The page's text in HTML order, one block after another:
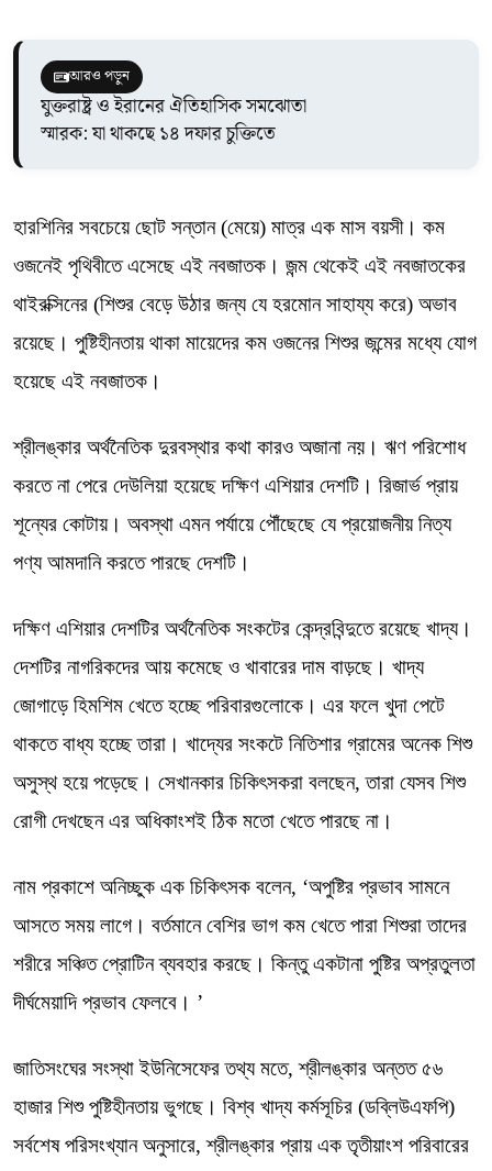
আরও পড়ুন
যুক্তরাষ্ট্র ও ইরানের ঐতিহাসিক সমঝোতা
স্মারক: যা থাকছে ১৪ দফার চুক্তিতে
হারশিনির সবচেয়ে ছোট সন্তান (মেয়ে) মাত্র এক মাস বয়সী। কম
ওজনেই পৃথিবীতে এসেছে এই নবজাতক। জন্ম থেকেই এই নবজাতকের
থাইরক্সিনের (শিশুর বেড়ে উঠার জন্য যে হরমোন সাহায্য করে) অভাব
রয়েছে। পুষ্টিহীনতায় থাকা মায়েদের কম ওজনের শিশুর জন্মের মধ্যে যোগ
হয়েছে এই নবজাতক।
শ্রীলঙ্কার অর্থনৈতিক দুরবস্থার কথা কারও অজানা নয়। ঋণ পরিশোধ
করতে না পেরে দেউলিয়া হয়েছে দক্ষিণ এশিয়ার দেশটি। রিজার্ভ প্রায়
শূন্যের কোটায়। অবস্থা এমন পর্যায়ে পৌঁছেছে যে প্রয়োজনীয় নিত্য
পণ্য আমদানি করতে পারছে দেশটি।
দক্ষিণ এশিয়ার দেশটির অর্থনৈতিক সংকটের কেন্দ্রবিন্দুতে রয়েছে খাদ্য।
দেশটির নাগরিকদের আয় কমেছে ও খাবারের দাম বাড়ছে। খাদ্য
জোগাড়ে হিমশিম খেতে হচ্ছে পরিবারগুলোকে। এর ফলে খুদা পেটে
থাকতে বাধ্য হচ্ছে তারা। খাদ্যের সংকটে নিতিশার গ্রামের অনেক শিশু
অসুস্থ হয়ে পড়েছে। সেখানকার চিকিৎসকরা বলছেন, তারা যেসব শিশু
রোগী দেখছেন এর অধিকাংশই ঠিক মতো খেতে পারছে না।
নাম প্রকাশে অনিচ্ছুক এক চিকিৎসক বলেন, ‘অপুষ্টির প্রভাব সামনে
আসতে সময় লাগে। বর্তমানে বেশির ভাগ কম খেতে পারা শিশুরা তাদের
শরীরে সঞ্চিত প্রোটিন ব্যবহার করছে। কিন্তু একটানা পুষ্টির অপ্রতুলতা
দীর্ঘমেয়াদি প্রভাব ফেলবে। ’
জাতিসংঘের সংস্থা ইউনিসেফের তথ্য মতে, শ্রীলঙ্কার অন্তত ৫৬
হাজার শিশু পুষ্টিহীনতায় ভুগছে। বিশ্ব খাদ্য কর্মসূচির (ডব্লিউএফপি)
সর্বশেষ পরিসংখ্যান অনুসারে, শ্রীলঙ্কার প্রায় এক তৃতীয়াংশ পরিবারের